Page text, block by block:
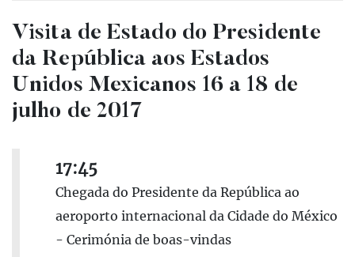
Visita de Estado do Presidente
da República aos Estados
Unidos Mexicanos 16 a 18 de
julho de 2017
17:45
Chegada do Presidente da República ao
aeroporto internacional da Cidade do México
- Cerimónia de boas-vindas